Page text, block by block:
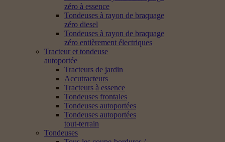
zéro à essence
Tondeuses à rayon de braquage
zéro diesel
Tondeuses à rayon de braquage
zéro entièrement électriques
Tracteur et tondeuse
autoportée
Tracteurs de jardin
Accutracteurs
Tracteurs à essence
Tondeuses frontales
Tondeuses autoportées
Tondeuses autoportées
tout-terrain
Tondeuses